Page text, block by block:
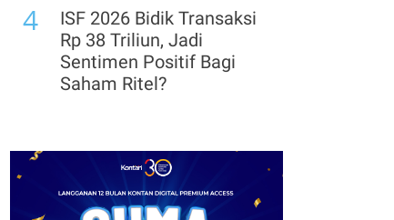
4
ISF 2026 Bidik Transaksi
Rp 38 Triliun, Jadi
Sentimen Positif Bagi
Saham Ritel?
SUV Premium, Andalkan
E5 Plus PHEV di GIIAS
2026